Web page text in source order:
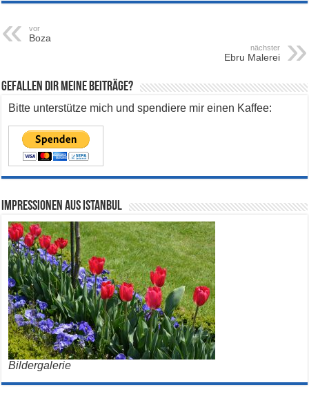
vor
Boza
nächster
Ebru Malerei
Gefallen dir meine Beiträge?
Bitte unterstütze mich und spendiere mir einen Kaffee:
Impressionen aus Istanbul
Bildergalerie